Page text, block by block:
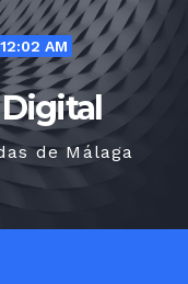
AM
de Málaga